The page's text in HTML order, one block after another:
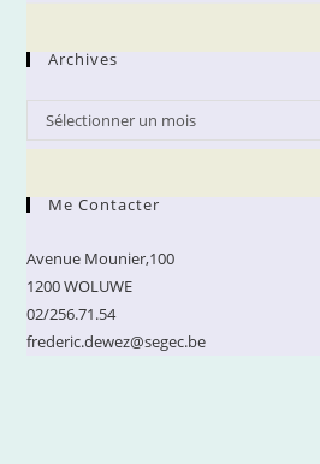
Archives
Archives
Sélectionner un mois
Me Contacter
Avenue Mounier,100
1200 WOLUWE
02/256.71.54
frederic.dewez@segec.be